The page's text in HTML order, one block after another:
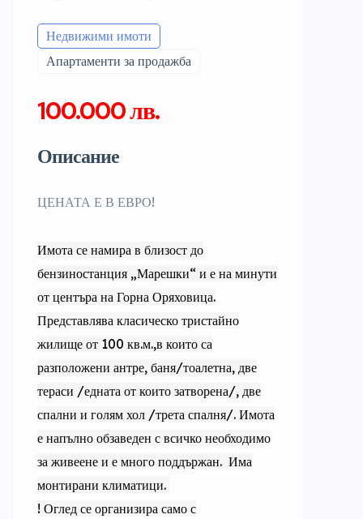
Недвижими имоти
Апартаменти за продажба
100.000 лв.
Описание
ЦЕНАТА Е В ЕВРО!
Имота се намира в близост до
бензиностанция „Марешки“ и е на минути
от центъра на Горна Оряховица.
Представлява класическо тристайно
жилище от 100 кв.м.,в които са
разположени антре, баня/тоалетна, две
тераси /едната от които затворена/, две
спални и голям хол /трета спалня/. Имота
е напълно обзаведен с всичко необходимо
за живеене и е много поддържан. Има
монтирани климатици.
! Оглед се организира само с